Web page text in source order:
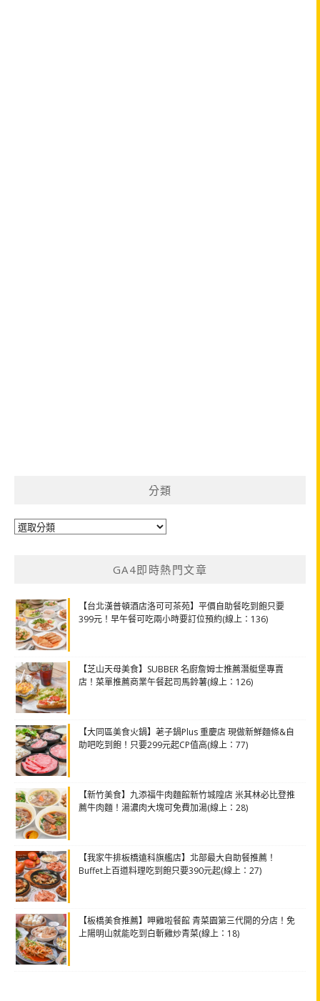
分類
分
GA4即時熱門文章
【台北漢普頓酒店洛可可茶苑】平價自助餐吃到飽只要
399元！早午餐可吃兩小時要訂位預約(線上：136)
【芝山天母美食】SUBBER 名廚詹姆士推薦潛艇堡專賣
店！菜單推薦商業午餐起司馬鈴薯(線上：126)
【大同區美食火鍋】荖子鍋Plus 重慶店 現做新鮮麵條&自
助吧吃到飽！只要299元起CP值高(線上：77)
【新竹美食】九添福牛肉麵館新竹城隍店 米其林必比登推
薦牛肉麵！湯濃肉大塊可免費加湯(線上：28)
【我家牛排板橋遠科旗艦店】北部最大自助餐推薦！
Buffet上百道料理吃到飽只要390元起(線上：27)
【板橋美食推薦】呷雞啦餐館 青菜園第三代開的分店！免
上陽明山就能吃到白斬雞炒青菜(線上：18)